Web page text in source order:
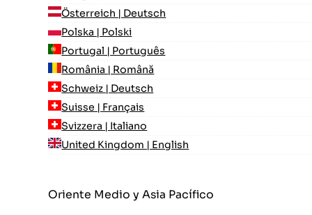
Österreich | Deutsch
Polska | Polski
Portugal | Português
România | Română
Schweiz | Deutsch
Suisse | Français
Svizzera | Italiano
United Kingdom | English
Oriente Medio y Asia Pacífico